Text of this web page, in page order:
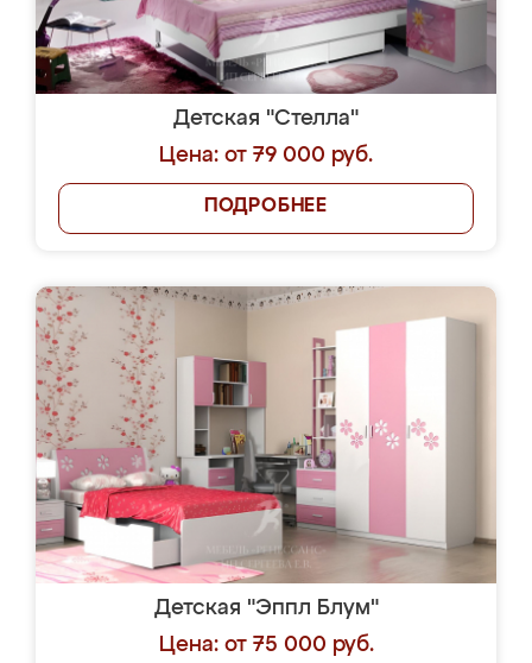
Детская "Стелла"
Цена: от 79 000 руб.
ПОДРОБНЕЕ
Детская "Эппл Блум"
Цена: от 75 000 руб.